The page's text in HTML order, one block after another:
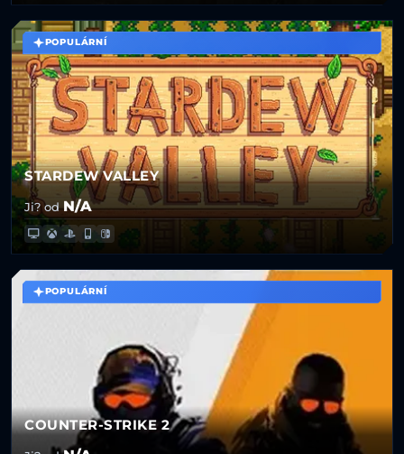
POPULÁRNÍ
STARDEW VALLEY
Ji? odN/A
POPULÁRNÍ
COUNTER-STRIKE 2